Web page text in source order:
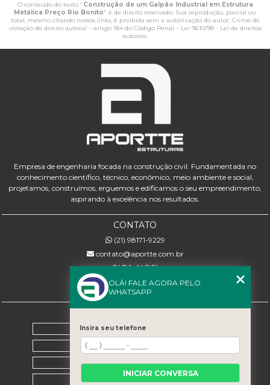
O conteúdo do texto "Construção de um Galpão Industrial em Estrutura
Metálica Preço Rio Bonito" é de direito reservado. Sua reprodução, parcial ou
total, mesmo citando nossos links, é proibida sem a autorização do autor. Crime de
violação de direito autoral – artigo 184 do Código Penal – Lei 9610/98 - Lei de direitos
autorais.
Empresa de engenharia focada na construção civil. Fundamentada no
conhecimento científico, técnico, econômico, meio ambiente e social,
projetamos, construímos, erguemos e edificamos o seu empreendimento,
aspirando à excelência nos resultados.
CONTATO
(21) 98171-9229
contato@aportte.com.br
SIGA-NOS!
Home
Sobre nós
Serviços
Contato
OLÁ! FALE AGORA PELO
WHATSAPP
Insira seu telefone
INICIAR CONVERSA